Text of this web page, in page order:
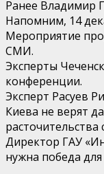
Ранее Владимир
Напомним, 14
Мероприятие
СМИ.
Эксперты
конференции.
Эксперт Расуев
Киева не верят
расточительства
Директор ГАУ
нужна победа